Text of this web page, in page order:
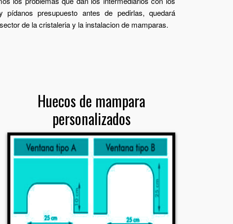
presupuesto antes de pedirlas, quedará
de la cristaleria y la instalacion de mamparas.
Huecos de mampara
personalizados